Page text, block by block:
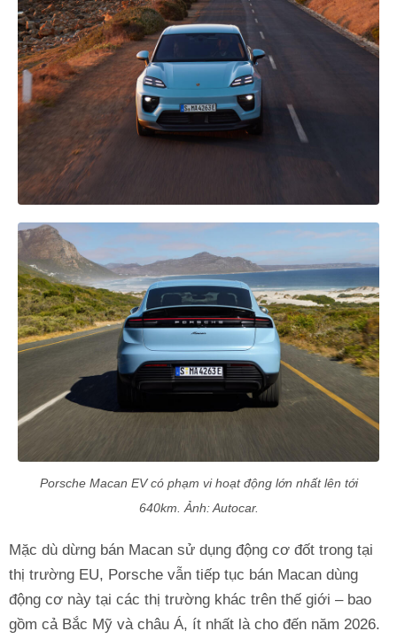
Porsche Macan EV có phạm vi hoạt động lớn nhất lên tới
640km. Ảnh: Autocar.
Mặc dù dừng bán Macan sử dụng động cơ đốt trong tại
thị trường EU, Porsche vẫn tiếp tục bán Macan dùng
động cơ này tại các thị trường khác trên thế giới – bao
gồm cả Bắc Mỹ và châu Á, ít nhất là cho đến năm 2026.